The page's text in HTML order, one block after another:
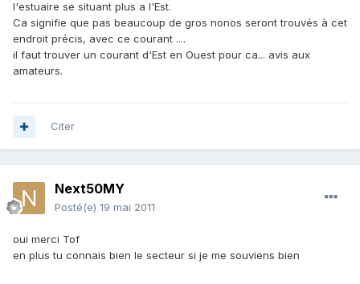
l'estuaire se situant plus a l'Est.
Ca signifie que pas beaucoup de gros nonos seront trouvés à cet
endroit précis, avec ce courant ....
il faut trouver un courant d'Est en Ouest pour ca... avis aux
amateurs.
Citer
Next50MY
Posté(e) 19 mai 2011
oui merci Tof
en plus tu connais bien le secteur si je me souviens bien